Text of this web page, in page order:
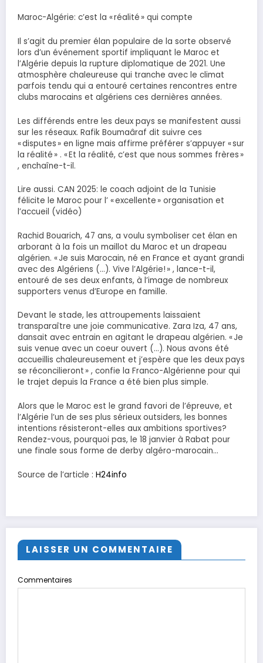
Maroc-Algérie: c’est la « réalité » qui compte
Il s’agit du premier élan populaire de la sorte observé
lors d’un événement sportif impliquant le Maroc et
l’Algérie depuis la rupture diplomatique de 2021. Une
atmosphère chaleureuse qui tranche avec le climat
parfois tendu qui a entouré certaines rencontres entre
clubs marocains et algériens ces dernières années.
Les différends entre les deux pays se manifestent aussi
sur les réseaux. Rafik Boumaâraf dit suivre ces
« disputes » en ligne mais affirme préférer s’appuyer « sur
la réalité » . « Et la réalité, c’est que nous sommes frères »
, enchaîne-t-il.
Lire aussi. CAN 2025: le coach adjoint de la Tunisie
félicite le Maroc pour l’ « excellente » organisation et
l’accueil (vidéo)
Rachid Bouarich, 47 ans, a voulu symboliser cet élan en
arborant à la fois un maillot du Maroc et un drapeau
algérien. « Je suis Marocain, né en France et ayant grandi
avec des Algériens (…). Vive l’Algérie! » , lance-t-il,
entouré de ses deux enfants, à l’image de nombreux
supporters venus d’Europe en famille.
Devant le stade, les attroupements laissaient
transparaître une joie communicative. Zara Iza, 47 ans,
dansait avec entrain en agitant le drapeau algérien. « Je
suis venue avec un coeur ouvert (…). Nous avons été
accueillis chaleureusement et j’espère que les deux pays
se réconcilieront » , confie la Franco-Algérienne pour qui
le trajet depuis la France a été bien plus simple.
Alors que le Maroc est le grand favori de l’épreuve, et
l’Algérie l’un de ses plus sérieux outsiders, les bonnes
intentions résisteront-elles aux ambitions sportives?
Rendez-vous, pourquoi pas, le 18 janvier à Rabat pour
une finale sous forme de derby algéro-marocain…
Source de l’article : H24info
LAISSER UN COMMENTAIRE
Commentaires